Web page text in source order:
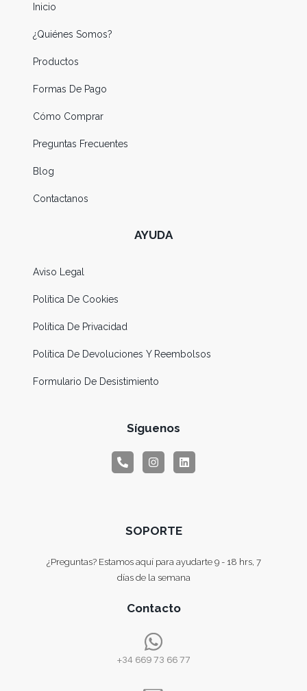
Inicio
¿Quiénes Somos?
Productos
Formas De Pago
Cómo Comprar
Preguntas Frecuentes
Blog
Contactanos
AYUDA
Aviso Legal
Política De Cookies
Política De Privacidad
Política De Devoluciones Y Reembolsos
Formulario De Desistimiento
Síguenos
SOPORTE
¿Preguntas? Estamos aquí para ayudarte 9 - 18 hrs, 7
días de la semana
Contacto
+34 669 73 66 77